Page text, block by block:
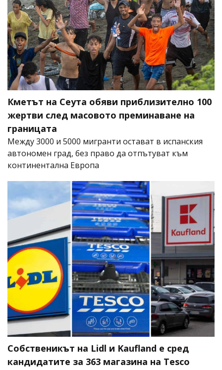
Кметът на Сеута обяви приблизително 100
жертви след масовото преминаване на
границата
Между 3000 и 5000 мигранти остават в испанския
автономен град, без право да отпътуват към
континентална Европа
Собственикът на Lidl и Kaufland е сред
кандидатите за 363 магазина на Tesco